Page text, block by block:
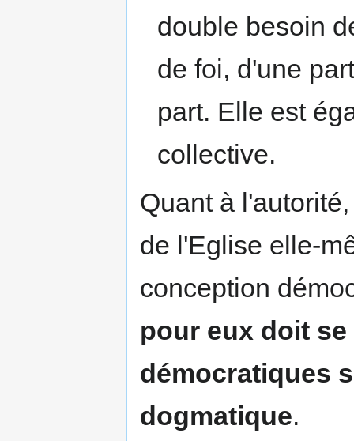
double besoin
de foi, d'une
part. Elle est
collective.
Quant à
de l'Eglise elle-
conception
pour eux doit
démocratiques
dogmatique.